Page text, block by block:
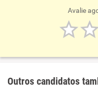
Avalie
Outros candidatos